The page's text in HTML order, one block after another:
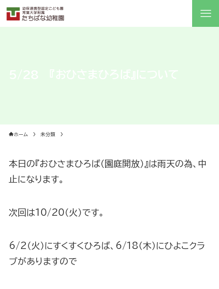
ホーム 未分類
本日の『おひさまひろば（園庭開放）』は雨天の為、中
止になります。
次回は10/20（火）です。
6/2（火）にすくすくひろば、6/18（木）にひよこクラ
ブがありますので